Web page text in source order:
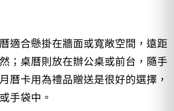
適合懸掛在牆面或寬敞空間，遠距
；桌曆則放在辦公桌或前台，隨手
曆卡用為禮品贈送是很好的選擇，
手袋中。